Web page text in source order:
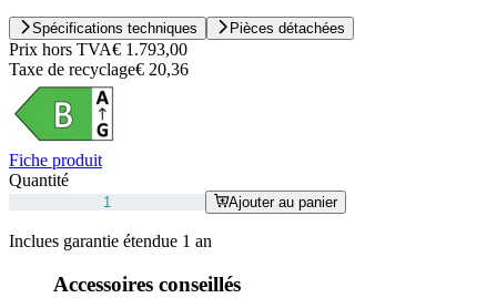
Spécifications techniques Pièces détachées
Prix hors TVA€ 1.793,00
Taxe de recyclage€ 20,36
Fiche produit
Quantité
Ajouter au panier
Inclues garantie étendue 1 an
Accessoires conseillés